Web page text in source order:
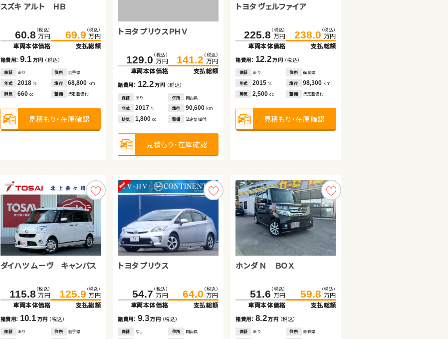
スズキ アルト ＨＢ
60.8 （税込）
万円
車両本体価格
69.9 （税込）
万円
支払総額
諸費用：9.1 万円 （税込）
保証 あり 住所
岩手県
年式
2018年 走行 68,800 km
排気
660cc 整備 法定整備付
見積もり・在庫確認
トヨタ プリウスＰＨＶ
129.0 （税込）
万円
車両本体価格
141.2 （税込）
万円
支払総額
諸費用： 12.2万円 （税込）
保証 あり 住所
岡山県
年式
2017 年 走行 90,600 km
排気
1,800 cc 整備 法定整備付
見積もり・在庫確認
トヨタ ヴェルファイア
225.8 （税込）
万円
車両本体価格
238.0 （税込）
万円
支払総額
諸費用： 12.2万円 （税込）
保証 あり 住所
福島県
年式
2015年 走行 98,300 km
排気
2,500cc 整備 法定整備付
見積もり・在庫確認
ダイハツ ムーヴ キャンバス
115.8 （税込）
万円
車両本体価格
125.9 （税込）
万円
支払総額
諸費用： 10.1 万円 （税込）
保証 あり 住所 岩手県
トヨタ プリウス
54.7 （税込）
万円
車両本体価格
64.0 （税込）
万円
支払総額
諸費用： 9.3万円 （税込）
保証 なし 住所 岡山県
ホンダ Ｎ ＢＯＸ
51.6 （税込）
万円
車両本体価格
59.8 （税込）
万円
支払総額
諸費用： 8.2万円 （税込）
保証 あり 住所 青森県
トヨタ アルファード
373.8 （税込）
万円
車両本体価格
389.1 （税込）
万円
支払総額
諸費用：15.3万円（税込）
保証 あり 住所
群馬県
年式
2021年 走行 58,600 km
排気
2,500 整備 なし
見積もり・在庫確認
232.3（税込）
万円
241.2
諸費用：8.9万円（税込）
あり
群馬県
年式
2022年 走行
見積もり・在庫確認
日産 セレナ
51.7 （税込）
万円
車両本体価格
59.7 （税込）
万円
支払総額
諸費用： 8.0 万円（税込）
保証 なし 住所
岡山県
年式
2016年 走行 73,400 km
排気
2,000cc 整備 なし
見積もり・在庫確認
スズキ ジムニー
199.0 （税込）
万円
車両本体価格
205.1 （税込）
万円
支払総額
諸費用： 6.1 万円（税込）
保証 なし 住所 福島県
トヨタ アクア
56.7 （税込）
万円
車両本体価格
71.3 （税込）
万円
支払総額
諸費用： 14.6万円（税込）
保証 あり 住所 岩手県
トヨタ ノア
142.1 （税込）
万円
車両本体価格
159.5 （税込）
万円
支払総額
諸費用： 17.4万円（税込）
保証 あり 住所 岩手県
スズキ ワゴンＲ
16.6 （税込）
万円
車両本体価格
24.8 （税込）
万円
支払総額
諸費用：8.2 万円 （税込）
保証 あり 住所
青森県
年式
2010年 走行 132,400km
排気
660cc 整備 法定整備付
見積もり・在庫確認
158.4（税込）
万円
169.8
諸費用：11.4 万円（税込）
あり
埼玉県
年式
2024年 走行
見積もり・在庫確認
トヨタ アルファード
102.3 （税込）
万円
車両本体価格
119.9 （税込）
万円
支払総額
諸費用： 17.6万円 （税込）
保証 なし 住所
福島県
年式
2009年 走行 54,400 km
排気
3,500cc 整備 なし
見積もり・在庫確認
スバル フォレスター
122.7 （税込）
万円
138.4（税込）
万円
諸費用： 15.7 万円（税込）
なし
埼玉県
年式
2013年 走行
日産 エクストレイル
347.6（税込）
万円
諸費用：11.8 万円（税込）
なし
東京都
年式
2022年 走行
スズキ ジムニー
321.6 （税込）
万円
諸費用：7.9万円（税込）
なし
埼玉県
年式
2024年 走行
ダイハツ タント
158.0 万円
車両本体価格
165.6
支払総額
諸費用：7.6 万円 （税込）
保証 あり 住所
愛知県
年式
2022年 走行 13,300km
排気
cc 整備 法定整備付
208.4（税込）
万円
223.8
諸費用：15.4 万円（税込）
あり
埼玉県
年式
2021年 走行
見積もり・在庫確認